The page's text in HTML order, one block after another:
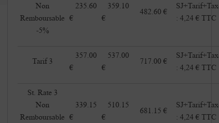
Non
Remboursable
-5%
235.60
€
359.10
€
482.60 €
: 4,24 € TTC
Tarif 3
357.00
€
537.00
€
717.00 €
: 4,24 € TTC
St. Rate 3
Non
Remboursable
339.15
€
510.15
€
681.15 €
: 4,24 € TTC